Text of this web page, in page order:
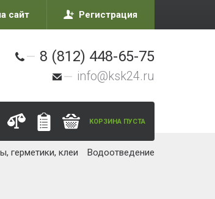
сайт Регистрация
8 (812) 448-65-75
info@ksk24.ru
КОРЗИНА ПУСТА
герметики, клеи Водоотведение